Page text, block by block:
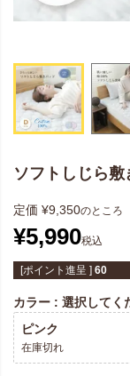
ソフトしじら
定価 ¥9,350のところ
¥5,990税込
[ポイント進呈 ] 60
カラー
選択してく
ピンク
在庫切れ